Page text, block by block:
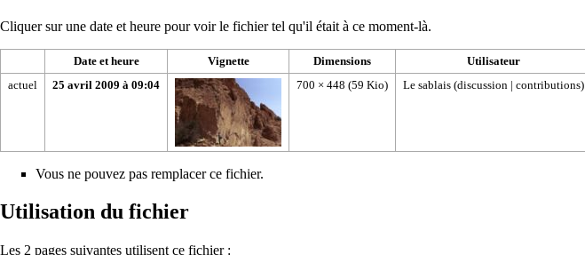
Cliquer sur une date et heure pour voir le fichier tel qu'il était à ce moment-là.
Date et heure Vignette Dimensions Utilisateur
actuel
25 avril 2009 à 09:04 700 × 448 (59 Kio) Le sablais (discussion | contributions)
Vous ne pouvez pas remplacer ce fichier.
Utilisation du fichier
Les 2 pages suivantes utilisent ce fichier :